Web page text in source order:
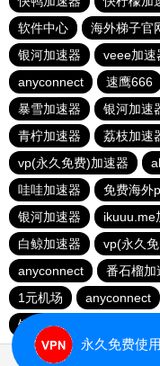
软件中心
海外梯子官
银河加速器
veee加速
anyconnect
速鹰666
暴雪加速器
银河加速
青柠加速器
荔枝加速
vp(永久免费)加速器
哇哇加速器
免费海外
银河加速器
ikuuu.me
白鲸加速器
vp(永久
anyconnect
番石榴加
1元机场
anyconnect
银河加速器
永久免费使